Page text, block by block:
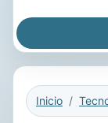
Inicio